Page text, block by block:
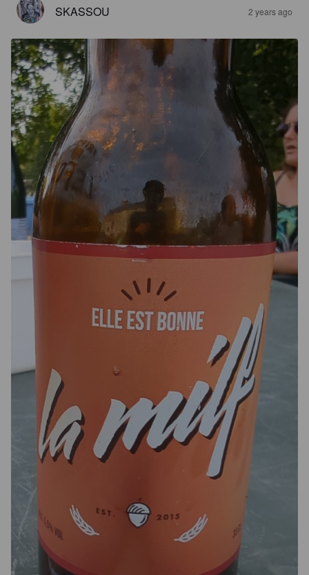
SKASSOU 2 years ago